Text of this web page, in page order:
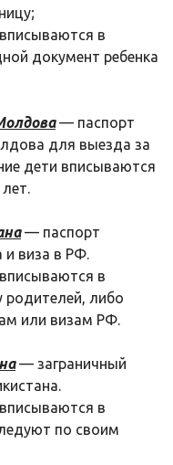
в
документ ребенка
— паспорт
для выезда за
дети вписываются
— паспорт
и виза в РФ.
в
родителей, либо
или визам РФ.
— заграничный
в
по своим